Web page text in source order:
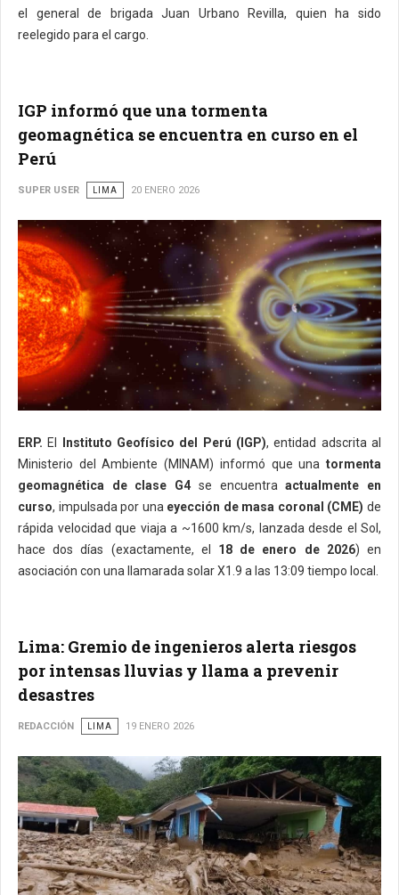
el general de brigada Juan Urbano Revilla, quien ha sido
reelegido para el cargo.
IGP informó que una tormenta
geomagnética se encuentra en curso en el
Perú
SUPER USER LIMA 20 ENERO 2026
ERP. El Instituto Geofísico del Perú (IGP), entidad adscrita al
Ministerio del Ambiente (MINAM) informó que una tormenta
geomagnética de clase G4 se encuentra actualmente en
curso, impulsada por una eyección de masa coronal (CME) de
rápida velocidad que viaja a ~1600 km/s, lanzada desde el Sol,
hace dos días (exactamente, el 18 de enero de 2026) en
asociación con una llamarada solar X1.9 a las 13:09 tiempo local.
Lima: Gremio de ingenieros alerta riesgos
por intensas lluvias y llama a prevenir
desastres
REDACCIÓN LIMA 19 ENERO 2026